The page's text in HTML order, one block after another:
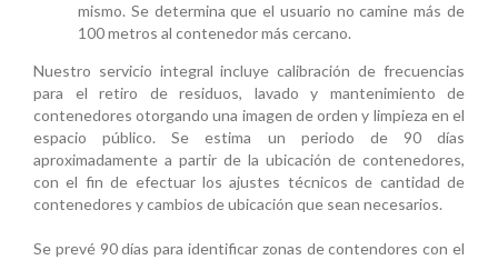
mismo. Se determina que el usuario no camine más de
100 metros al contenedor más cercano.
Nuestro servicio integral incluye calibración de frecuencias
para el retiro de residuos, lavado y mantenimiento de
contenedores otorgando una imagen de orden y limpieza en el
espacio público. Se estima un periodo de 90 días
aproximadamente a partir de la ubicación de contenedores,
con el fin de efectuar los ajustes técnicos de cantidad de
contenedores y cambios de ubicación que sean necesarios.
Se prevé 90 días para identificar zonas de contendores con el